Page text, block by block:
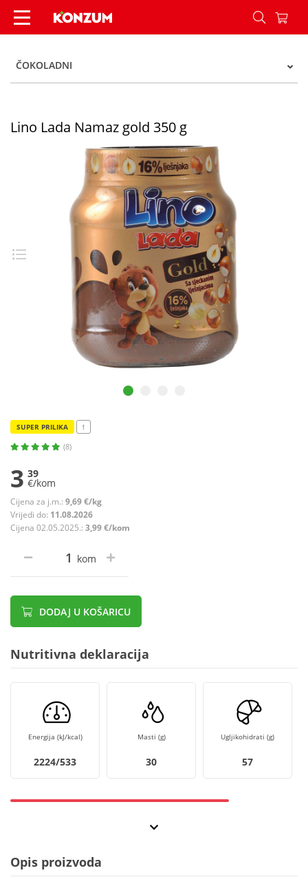
Lino Lada Namaz gold 350 g - Konzum
ČOKOLADNI
Lino Lada Namaz gold 350 g
SUPER PRILIKA !
(8)
3 39
€/kom
Cijena za j.m.: 9,69 €/kg
Vrijedi do: 11.08.2026
Cijena 02.05.2025.: 3,99 €/kom
kom
DODAJ U KOŠARICU
Nutritivna deklaracija
Energija (kJ/kcal)
2224/533
Masti (g)
30
Ugljikohidrati (g)
57
Opis proizvoda